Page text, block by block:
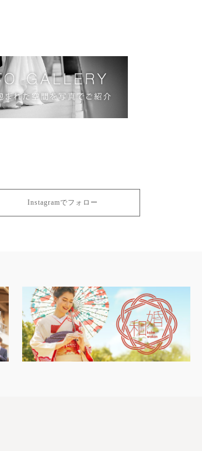
Instagramでフォロー